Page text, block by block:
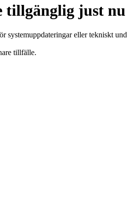
tillgänglig just nu
systemuppdateringar eller tekniskt
tillfälle.